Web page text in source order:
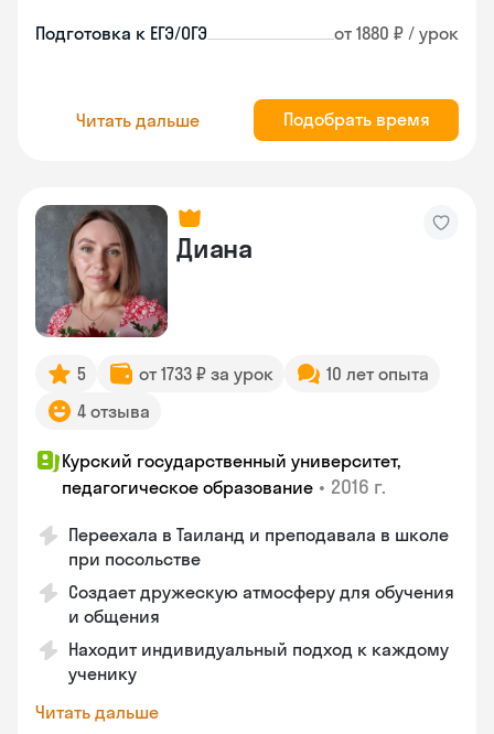
Подготовка к ЕГЭ/ОГЭ от 1880 ₽ / урок
Читать дальше Подобрать время
Диана
5 от 1733 ₽ за урок
10 лет опыта
4 отзыва
Курский государственный университет,
педагогическое образование • 2016 г.
Переехала в Таиланд и преподавала в школе
при посольстве
Создает дружескую атмосферу для обучения
и общения
Находит индивидуальный подход к каждому
ученику
Читать дальше